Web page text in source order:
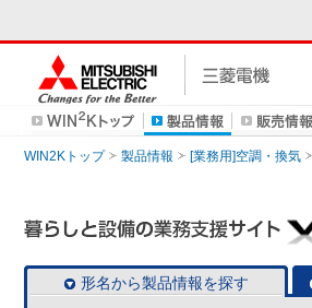
WIN2Kトップ 製品情報 [業務用]空調・換気
形名から製品情報を探す